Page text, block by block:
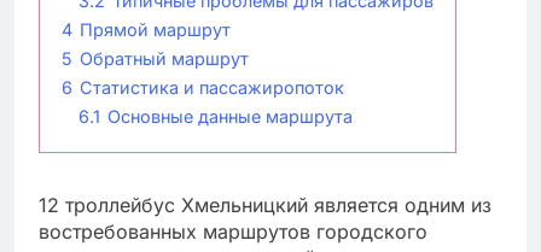
4 Прямой маршрут
5 Обратный маршрут
6 Статистика и пассажиропоток
6.1 Основные данные маршрута
12 троллейбус Хмельницкий является одним из
востребованных маршрутов городского